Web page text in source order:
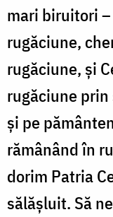
mari biruitori
rugăciune,
rugăciune, și
rugăciune
și pe
rămânând în
dorim Patria
sălășluit. Să